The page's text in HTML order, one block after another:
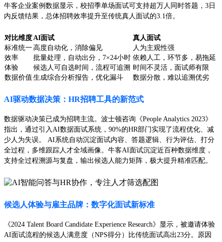
牛客企业案例数据显示，校招季单场面试可支持超万人同时答题，3日
内反馈结果，总体招聘效率提升至传统真人面试的3.1倍。
对比维度AI面试
真人面试
标准统一高度自动化，消除偏见
人为主观性强
效率
批量处理，自动出分，7×24小时 依赖人工，环节多，易拖延
体验
候选人可自选时间，流程可追溯 时间不灵活，面试师有限
数据价值 生成综合分析报告，优化漏斗 数据分散，难以追溯优劣
AI驱动数据决策：HR招聘工具的新范式
数据驱动决策已成为招聘主流。波士顿咨询《People Analytics 2023》
指出，通过引入AI数据面试系统，90%的HR部门实现了流程优化、减
少人为失误。 AI系统自动沉淀面试内容、答题逻辑、行为评估、打分
全过程，多维跟踪人才全域画像。牛客AI面试沉淀近百种数据维度，
支持全过程溯源与复盘，输出候选人能力矩阵，极大提升精准匹配。
候选人体验与雇主品牌：数字化面试新标准
《2024 Talent Board Candidate Experience Research》显示，被邀请体验
AI面试流程的候选人满意度（NPS得分）比传统面试高出23分。原因